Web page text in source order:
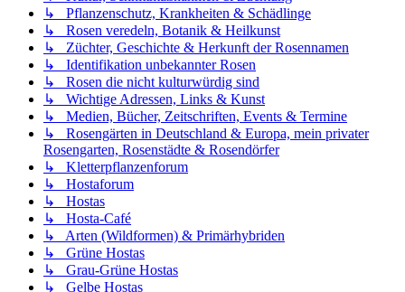
↳ Pflanzenschutz, Krankheiten & Schädlinge
↳ Rosen veredeln, Botanik & Heilkunst
↳ Züchter, Geschichte & Herkunft der Rosennamen
↳ Identifikation unbekannter Rosen
↳ Rosen die nicht kulturwürdig sind
↳ Wichtige Adressen, Links & Kunst
↳ Medien, Bücher, Zeitschriften, Events & Termine
↳ Rosengärten in Deutschland & Europa, mein privater
Rosengarten, Rosenstädte & Rosendörfer
↳ Kletterpflanzenforum
↳ Hostaforum
↳ Hostas
↳ Hosta-Café
↳ Arten (Wildformen) & Primärhybriden
↳ Grüne Hostas
↳ Grau-Grüne Hostas
↳ Gelbe Hostas